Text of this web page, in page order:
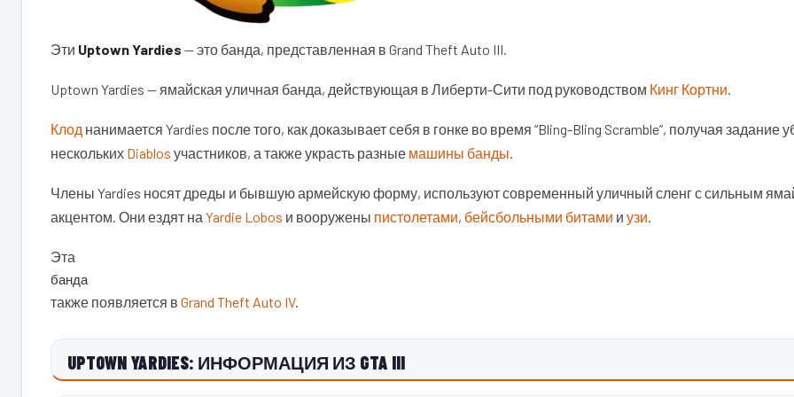
Эти Uptown Yardies — это банда, представленная в Grand Theft Auto III.
Uptown Yardies — ямайская уличная банда, действующая в Либерти-Сити под руководством Кинг Кортни.
Клод нанимается Yardies после того, как доказывает себя в гонке во время “Bling-Bling Scramble”, получая задание
нескольких Diablos участников, а также украсть разные машины банды.
Члены Yardies носят дреды и бывшую армейскую форму, используют современный уличный сленг с сильным
акцентом. Они ездят на Yardie Lobos и вооружены пистолетами, бейсбольными битами и узи.
Эта
банда
также появляется в Grand Theft Auto IV.
UPTOWN YARDIES: ИНФОРМАЦИЯ ИЗ GTA III